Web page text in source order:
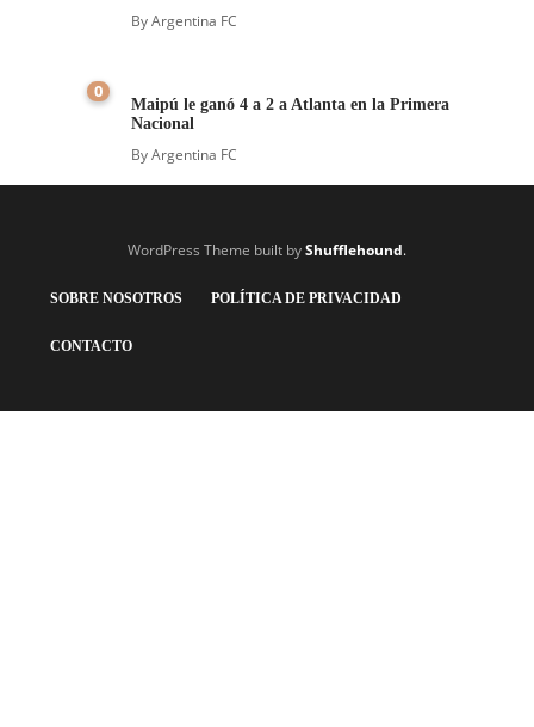
ByArgentina FC
0
Maipú le ganó 4 a 2 a Atlanta en la Primera
Nacional
ByArgentina FC
WordPress Theme built byShufflehound.
SOBRE NOSOTROS POLÍTICA DE PRIVACIDAD
CONTACTO